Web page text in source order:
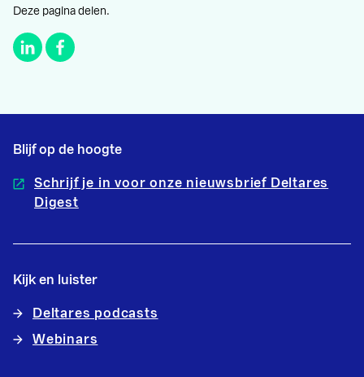
Deze pagina delen.
Blijf op de hoogte
Schrijf je in voor onze nieuwsbrief Deltares
Digest
Kijk en luister
Deltares podcasts
Webinars